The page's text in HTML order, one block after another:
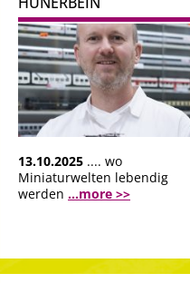
13.10.2025 .... wo
Miniaturwelten lebendig
werden ...more >>